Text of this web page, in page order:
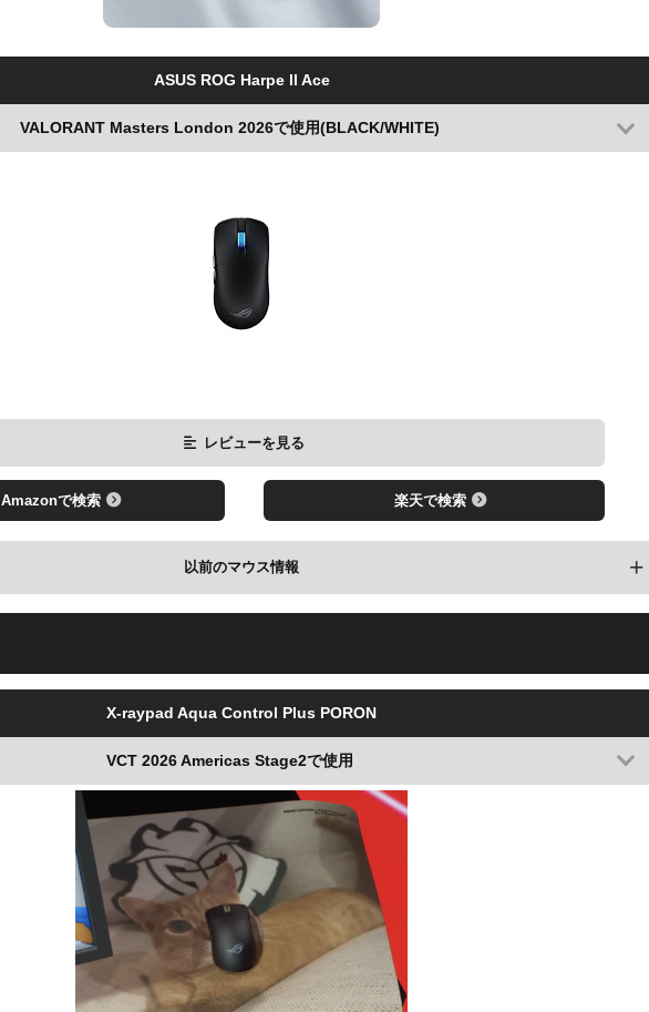
ASUS ROG Harpe II Ace
VALORANT Masters London 2026で使用(BLACK/WHITE)
レビューを見る
Amazonで検索 楽天で検索
以前のマウス情報
レビューを見る
Amazonで検索
Logicool G PRO X2 SUPERSTRIKE
VALORANT Masters Santiago 2026で使用
X-raypad Aqua Control Plus PORON
VCT 2026 Americas Stage2で使用